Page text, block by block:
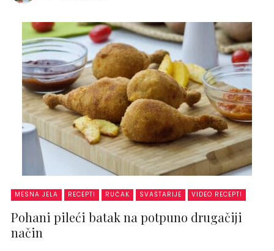
MESNA JELA RECEPTI RUČAK SVAŠTARIJE VIDEO RECEPTI
Pohani pileći batak na potpuno drugačiji
način